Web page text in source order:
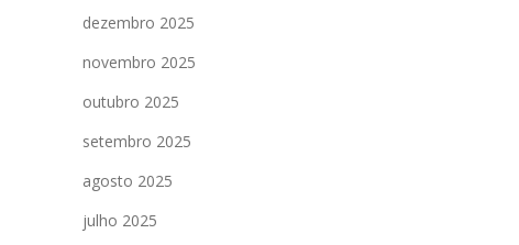
dezembro 2025
novembro 2025
outubro 2025
setembro 2025
agosto 2025
julho 2025